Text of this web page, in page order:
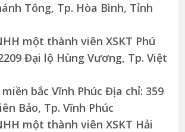
Tông, Tp. Hòa Bình, Tỉnh
một thành viên XSKT Phú
Đại lộ Hùng Vương, Tp. Việt
bắc Vĩnh Phúc Địa chỉ: 359
Bảo, Tp. Vĩnh Phúc
một thành viên XSKT Hải